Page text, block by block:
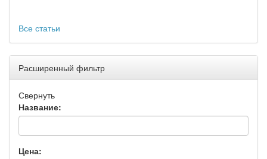
Все статьи
Расширенный фильтр
Свернуть
Название:
Цена: